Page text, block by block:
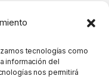
tecnologías como
información del
nos permitirá